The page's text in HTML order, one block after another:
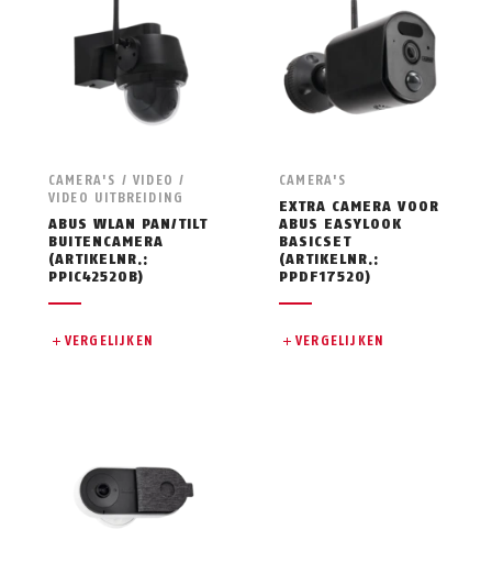
CAMERA'S / VIDEO /
VIDEO UITBREIDING
ABUS WLAN PAN/TILT
BUITENCAMERA
(ARTIKELNR.:
PPIC42520B)
VERGELIJKEN
CAMERA'S
EXTRA CAMERA VOOR
ABUS EASYLOOK
BASICSET
(ARTIKELNR.:
PPDF17520)
VERGELIJKEN